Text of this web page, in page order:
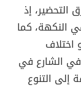
إذ
النكهة، كما
اختلاف
في الشارع في
إلى التنوع